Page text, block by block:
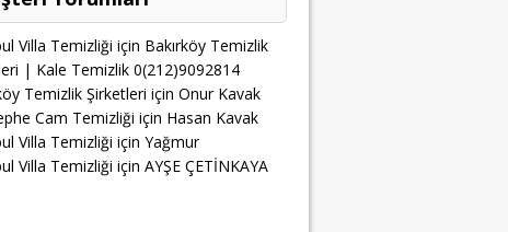
Villa Temizliği için Bakırköy Temizlik
| Kale Temizlik 0(212)9092814
Temizlik Şirketleri için Onur Kavak
Cam Temizliği için Hasan Kavak
Villa Temizliği için Yağmur
Villa Temizliği için AYŞE ÇETİNKAYA